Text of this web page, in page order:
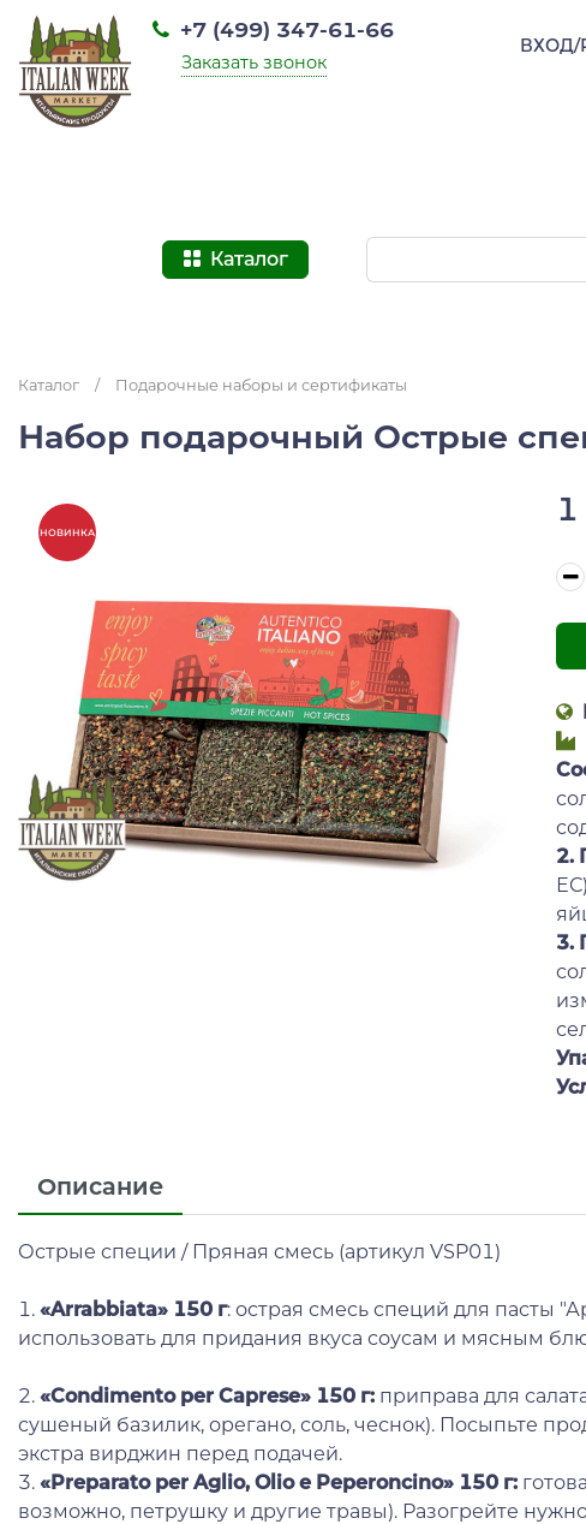
+7 (499) 347-61-66
Заказать звонок
ВХОД/
Каталог
Каталог / Подарочные наборы и сертификаты
Набор подарочный Острые
НОВИНКА
2.
3.
Описание
Острые специи / Пряная смесь (артикул VSP01)
1. «Arrabbiata» 150 г: острая смесь специй для пасты
использовать для придания вкуса соусам и мясным
2. «Condimento per Caprese» 150 г: приправа для
сушеный базилик, орегано, соль, чеснок). Посыпьте
экстра вирджин перед подачей.
3. «Preparato per Aglio, Olio e Peperoncino» 150 г:
возможно, петрушку и другие травы). Разогрейте